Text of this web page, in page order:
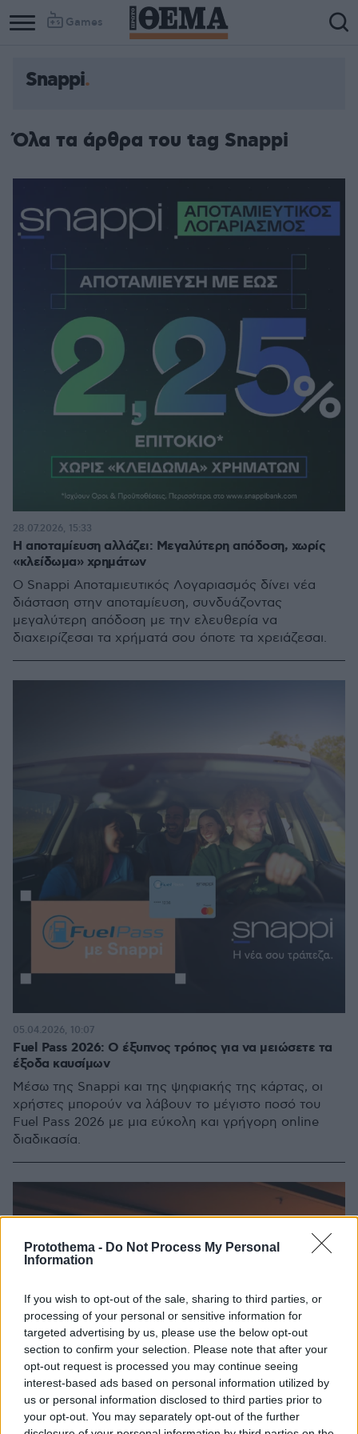
Protothema - Do Not Process My Personal
Information
If you wish to opt-out of the sale, sharing to third parties, or
processing of your personal or sensitive information for
targeted advertising by us, please use the below opt-out
section to confirm your selection. Please note that after your
opt-out request is processed you may continue seeing
interest-based ads based on personal information utilized by
us or personal information disclosed to third parties prior to
your opt-out. You may separately opt-out of the further
Games
Snappi
Όλα τα άρθρα του tag Snappi
Η αποταμίευση αλλάζει: Μεγαλύτερη απόδοση, χωρίς
«κλείδωμα» χρημάτων
Ο Snappi Αποταμιευτικός Λογαριασμός δίνει νέα
διάσταση στην αποταμίευση, συνδυάζοντας
μεγαλύτερη απόδοση με την ελευθερία να
διαχειρίζεσαι τα χρήματά σου όποτε τα χρειάζεσαι.
28.07.2026, 15:33
Fuel Pass 2026: Ο έξυπνος τρόπος για να μειώσετε τα
έξοδα καυσίμων
Μέσω της Snappi και της ψηφιακής της κάρτας, οι
χρήστες μπορούν να λάβουν το μέγιστο ποσό του
Fuel Pass 2026 με μια εύκολη και γρήγορη online
διαδικασία.
05.04.2026, 10:07